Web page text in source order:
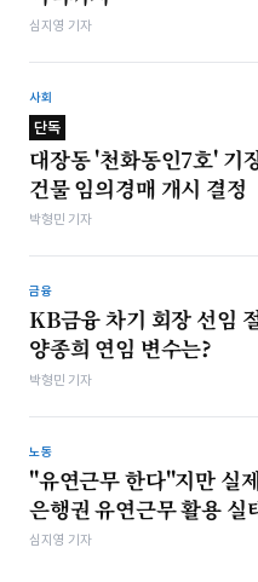
심지영 기자
사회
단독
대장동 '천화동인7호' 기
건물 임의경매 개시 결정
박형민 기자
금융
KB금융 차기 회장 선임
양종희 연임 변수는?
박형민 기자
노동
"유연근무 한다"지만 실
은행권 유연근무 활용 실
심지영 기자